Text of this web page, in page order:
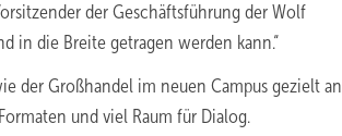
der Geschäftsführung der Wolf
in die Breite getragen werden kann.“
der Großhandel im neuen Campus gezielt an
und viel Raum für Dialog.